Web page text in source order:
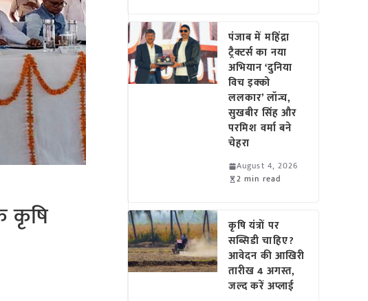
कृषि
पंजाब में महिंद्रा
ट्रैक्टर्स का नया
अभियान ‘दुनिया
विच इक्को
ललकार’ लॉन्च,
सुखबीर सिंह और
परमिश वर्मा बने
चेहरा
August 4, 2026
2 min read
कृषि यंत्रों पर
सब्सिडी चाहिए?
आवेदन की आखिरी
तारीख 4 अगस्त,
जल्द करें अप्लाई